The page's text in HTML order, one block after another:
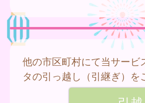
他の市区町村にて当サービ
タの引っ越し（引継ぎ）